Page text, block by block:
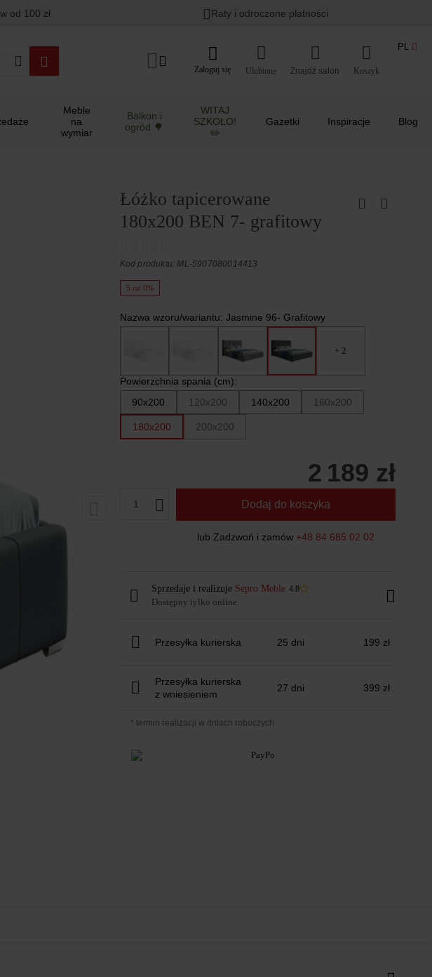
od 100 zł Raty i odroczone płatności
Zaloguj się Ulubione Koszyk
PL
Meble
na
wymiar
Balkon i
ogród 🌳
WITAJ
SZKOŁO!
✏️
Gazetki Inspiracje Blog
Łóżko tapicerowane
180x200 BEN 7- grafitowy
Kod produktu: ML-5907080014413
5 rat 0%
Nazwa wzoru/wariantu: Jasmine 96- Grafitowy
+ 2
Powierzchnia spania (cm):
90x200
120x200 140x200 160x200
180x200 200x200
2 189 zł
1 Dodaj do koszyka
lub Zadzwoń i zamów +48 84 685 02 02
Sprzedaje i realizuje Sepro Meble 4.8
Dostępny tylko online
Przesyłka kurierska 25 dni 199 zł
Przesyłka kurierska
z wniesieniem
27 dni 399 zł
* termin realizacji w dniach roboczych